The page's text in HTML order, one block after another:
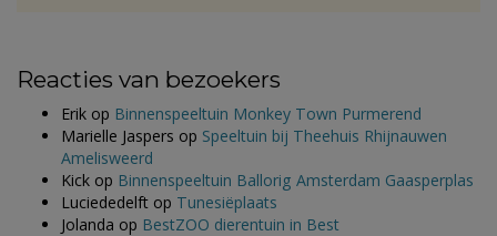
Reacties van bezoekers
Erik op Binnenspeeltuin Monkey Town Purmerend
Marielle Jaspers op Speeltuin bij Theehuis Rhijnauwen
Amelisweerd
Kick op Binnenspeeltuin Ballorig Amsterdam Gaasperplas
Luciededelft op Tunesiëplaats
Jolanda op BestZOO dierentuin in Best